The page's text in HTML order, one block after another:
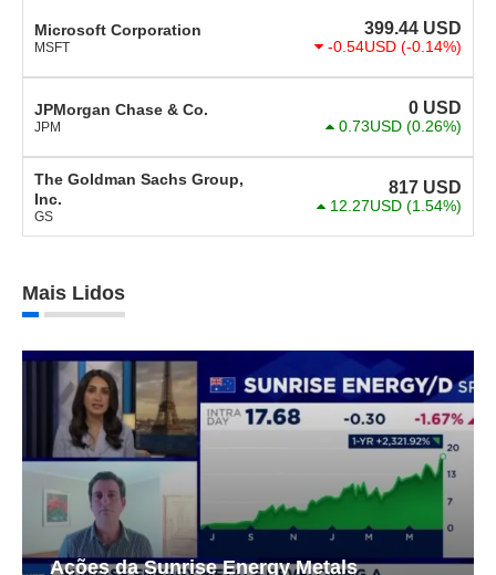
Microsoft Corporation
MSFT
399.44 USD
-0.54USD (-0.14%)
JPMorgan Chase & Co.
JPM
0 USD
0.73USD (0.26%)
The Goldman Sachs Group,
Inc.
GS
817 USD
12.27USD (1.54%)
Mais Lidos
Ações da Sunrise Energy Metals